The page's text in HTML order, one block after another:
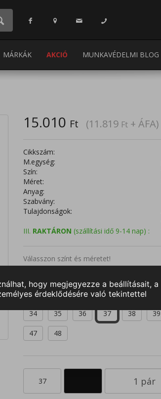
MÁRKÁK AKCIÓ MUNKAVÉDELMI BLOG
15.010 Ft (11.819 Ft + ÁFA)
Cikkszám:
M.egység:
Szín:
Méret:
Anyag:
Szabvány:
Tulajdonságok:
III. RAKTÁRON (szállítási idő 9-14 nap) :
Válasszon színt és méretet!
34 35 36 37 38 39
47 48
37